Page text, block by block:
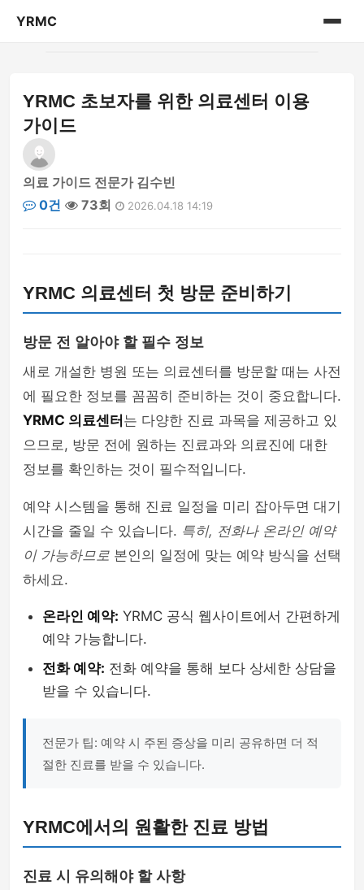
YRMC
의료 센터 정보
YRMC 초보자를 위한 의료센터 이용
가이드
의료 가이드 전문가 김수빈
0건
73회 2026.04.18 14:19
YRMC 의료센터 첫 방문 준비하기
방문 전 알아야 할 필수 정보
새로 개설한 병원 또는 의료센터를 방문할 때는 사전
에 필요한 정보를 꼼꼼히 준비하는 것이 중요합니다.
YRMC 의료센터 는 다양한 진료 과목을 제공하고 있
으므로, 방문 전에 원하는 진료과와 의료진에 대한
정보를 확인하는 것이 필수적입니다.
예약 시스템을 통해 진료 일정을 미리 잡아두면 대기
시간을 줄일 수 있습니다. 특히, 전화나 온라인 예약
이 가능하므로 본인의 일정에 맞는 예약 방식을 선택
하세요.
온라인 예약: YRMC 공식 웹사이트에서 간편하게
예약 가능합니다.
전화 예약: 전화 예약을 통해 보다 상세한 상담을
받을 수 있습니다.
전문가 팁: 예약 시 주된 증상을 미리 공유하면 더 적
절한 진료를 받을 수 있습니다.
YRMC에서의 원활한 진료 방법
진료 시 유의해야 할 사항